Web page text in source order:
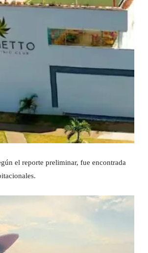
el reporte preliminar, fue encontrada